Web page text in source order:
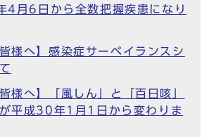
4月6日から全数把握疾患になり
様へ】感染症サーベイランスシ
様へ】「風しん」と「百日咳」
平成30年1月1日から変わりま